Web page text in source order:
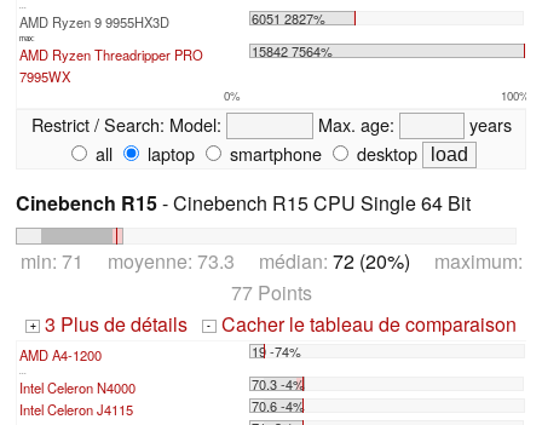
AMD Ryzen 9 9955HX3D 6051 2827%
max:
AMD Ryzen Threadripper PRO
7995WX
15842 7564%
0% 100%
Restrict / Search: Model: Max. age:
years
all
laptop smartphone desktop
Cinebench R15- Cinebench R15 CPU Single 64 Bit
min: 71 moyenne: 73.3 médian: 72 (20%) maximum:
77 Points
+ 3 Plus de détails - Cacher le tableau de comparaison
AMD A4-1200 19 -74%
...
Intel Celeron N4000
70.3 -4%
Intel Celeron J4115
70.6 -4%